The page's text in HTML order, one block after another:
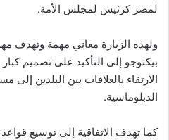
لمصر كرئيس لمجلس الأمة.
ولهذه الزيارة معاني مهمة وتهدف
بيكتوجو إلى التأكيد على تصميم
الارتقاء بالعلاقات بين البلدين إلى
الدبلوماسية.
كما تهدف الاتفاقية إلى توسيع قواعد